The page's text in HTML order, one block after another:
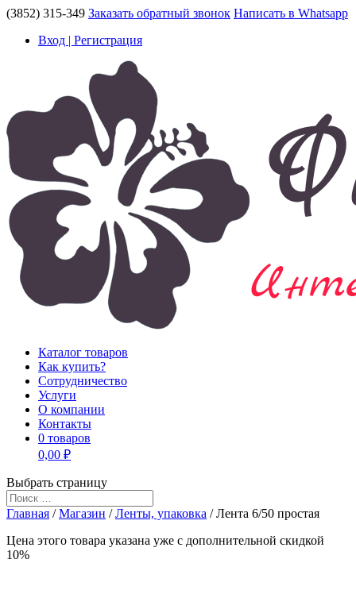
(3852) 315-349 Заказать обратный звонок Написать в Whatsapp
Вход | Регистрация
Каталог товаров
Как купить?
Сотрудничество
Услуги
О компании
Контакты
0 товаров
0,00 ₽
Выбрать страницу
Главная /Магазин /Ленты, упаковка / Лента 6/50 простая
Цена этого товара указана уже c дополнительной скидкой
10%